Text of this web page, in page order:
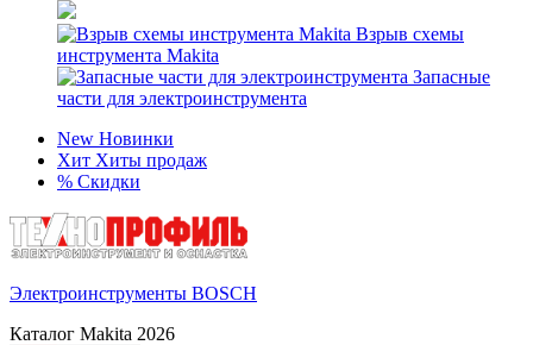
Взрыв схемы
инструмента Makita
Запасные
части для электроинструмента
New Новинки
Хит Хиты продаж
% Скидки
Электроинструменты BOSCH
Каталог Makita 2026